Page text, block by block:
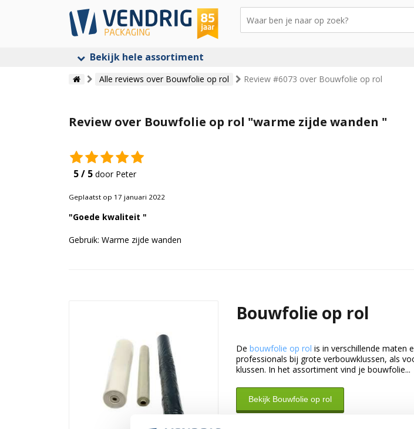
Bekijk hele assortiment
Alle reviews over Bouwfolie op rol Review #6073 over Bouwfolie op rol
Review over Bouwfolie op rol "warme zijde wanden "
5 / 5 door Peter
Geplaatst op 17 januari 2022
"Goede kwaliteit "
Gebruik: Warme zijde wanden
Bouwfolie op rol
De bouwfolie op rol is in verschillende maten
professionals bij grote verbouwklussen, als
klussen. In het assortiment vind je bouwfolie...
Bekijk Bouwfolie op rol